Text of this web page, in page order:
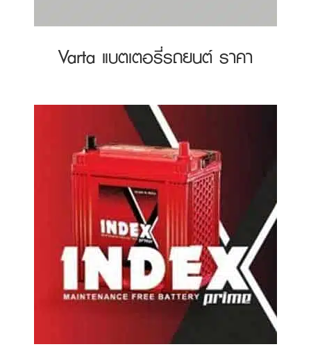
Varta แบตเตอรี่รถยนต์ ราคา